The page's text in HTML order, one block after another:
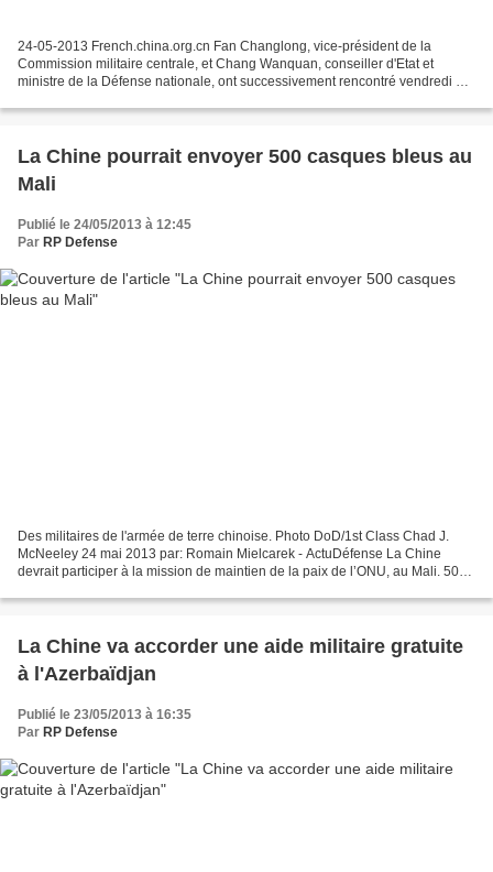
24-05-2013 French.china.org.cn Fan Changlong, vice-président de la
Commission militaire centrale, et Chang Wanquan, conseiller d'Etat et
ministre de la Défense nationale, ont successivement rencontré vendredi à
La Chine pourrait envoyer 500 casques bleus au
Mali
Publié le 24/05/2013 à 12:45
Par RP Defense
Des militaires de l'armée de terre chinoise. Photo DoD/1st Class Chad J.
McNeeley 24 mai 2013 par: Romain Mielcarek - ActuDéfense La Chine
devrait participer à la mission de maintien de la paix de l’ONU, au Mali. 500
La Chine va accorder une aide militaire gratuite
à l'Azerbaïdjan
Publié le 23/05/2013 à 16:35
Par RP Defense